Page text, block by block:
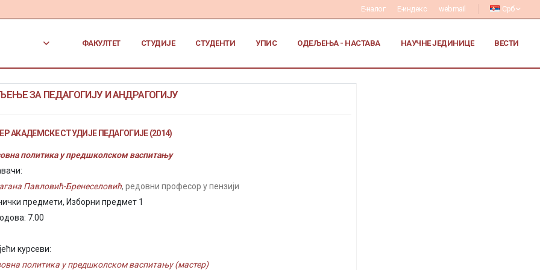
Е-налог Е-индекс webmail Срб
ФАКУЛТЕТ СТУДИЈЕ СТУДЕНТИ УПИС ОДЕЉЕЊА - НАСТАВА НАУЧНЕ ЈЕДИНИЦЕ ВЕСТИ
ЗА ПЕДАГОГИЈУ И АНДРАГОГИЈУ
АКАДЕМСКЕ СТУДИЈЕ ПЕДАГОГИЈЕ (2014)
политика у предшколском васпитању
Павловић-Бренеселовић, редовни професор у пензији
предмети, Изборни предмет 1
7.00
курсеви:
политика у предшколском васпитању (мастер)